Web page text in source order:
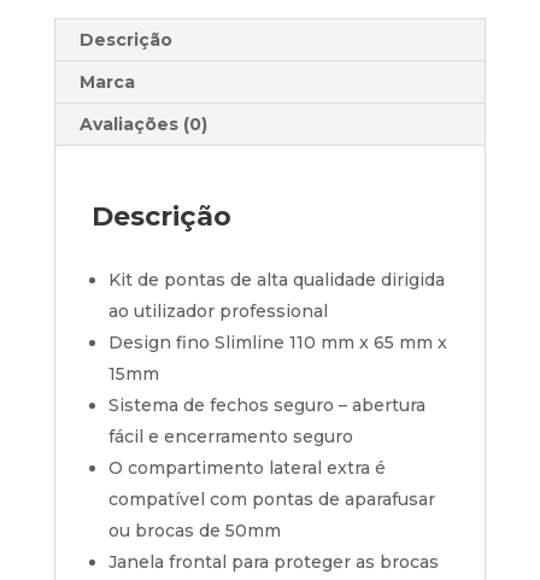
Descrição
Marca
Avaliações (0)
Descrição
Kit de pontas de alta qualidade dirigida
ao utilizador professional
Design fino Slimline 110 mm x 65 mm x
15mm
Sistema de fechos seguro – abertura
fácil e encerramento seguro
O compartimento lateral extra é
compatível com pontas de aparafusar
ou brocas de 50mm
Janela frontal para proteger as brocas